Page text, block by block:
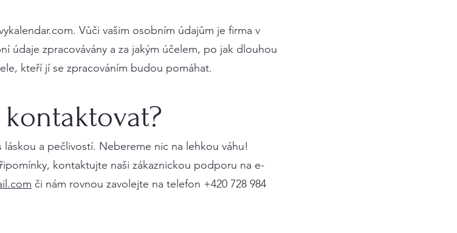
. Vůči vašim osobním údajům je firma v
údaje zpracovávány a za jakým účelem, po jak dlouhou
kteří jí se zpracováním budou pomáhat.
a pečlivostí. Nebereme nic na lehkou váhu!
kontaktujte naši zákaznickou podporu na e-
či nám rovnou zavolejte na telefon +420 728 984